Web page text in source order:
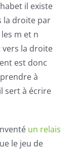
il existe
la droite par
m et n
vers la droite
est donc
à
sert à écrire
un relais
le jeu de